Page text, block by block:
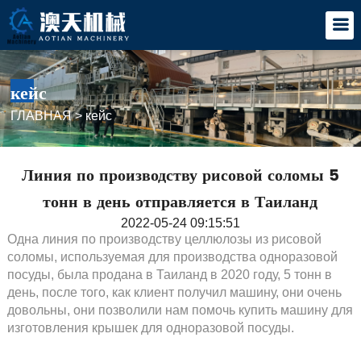
кейс
ГЛАВНАЯ> кейс
Линия по производству рисовой соломы 5
тонн в день отправляется в Таиланд
2022-05-24 09:15:51
Одна линия по производству целлюлозы из рисовой
соломы, используемая для производства одноразовой
посуды, была продана в Таиланд в 2020 году, 5 тонн в
день, после того, как клиент получил машину, они очень
довольны, они позволили нам помочь купить машину для
изготовления крышек для одноразовой посуды.